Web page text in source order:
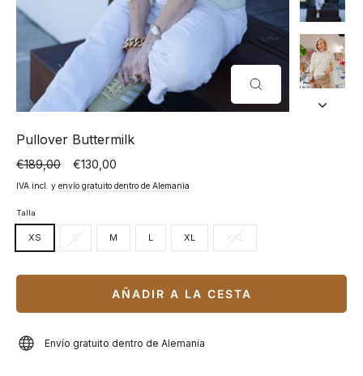
CERRAR
(ESC)
Pullover Buttermilk
Precio
normal
€189,00
Precio
especial
€130,00
IVA incl. y envío gratuito dentro de Alemania
Talla
XS S M L XL XXL
AÑADIR A LA CESTA
Envío gratuito dentro de Alemania